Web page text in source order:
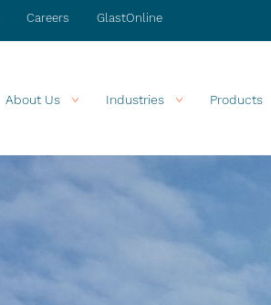
Careers GlastOnline
About Us Industries Products